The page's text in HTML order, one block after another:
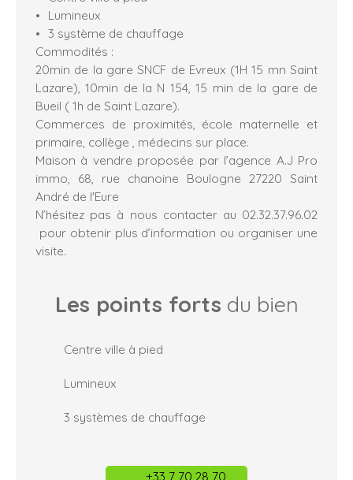
Lumineux
3 système de chauffage
Commodités :
20min de la gare SNCF de Evreux (1H 15 mn Saint
Lazare), 10min de la N 154, 15 min de la gare de
Bueil ( 1h de Saint Lazare).
Commerces de proximités, école maternelle et
primaire, collège , médecins sur place.
Maison à vendre proposée par l’agence A.J Pro
immo, 68, rue chanoine Boulogne 27220 Saint
André de l'Eure
N’hésitez pas à nous contacter au 02.32.37.96.02
pour obtenir plus d’information ou organiser une
visite.
Les points forts du bien
Centre ville à pied
Lumineux
3 systèmes de chauffage
+33 7 70 28 70